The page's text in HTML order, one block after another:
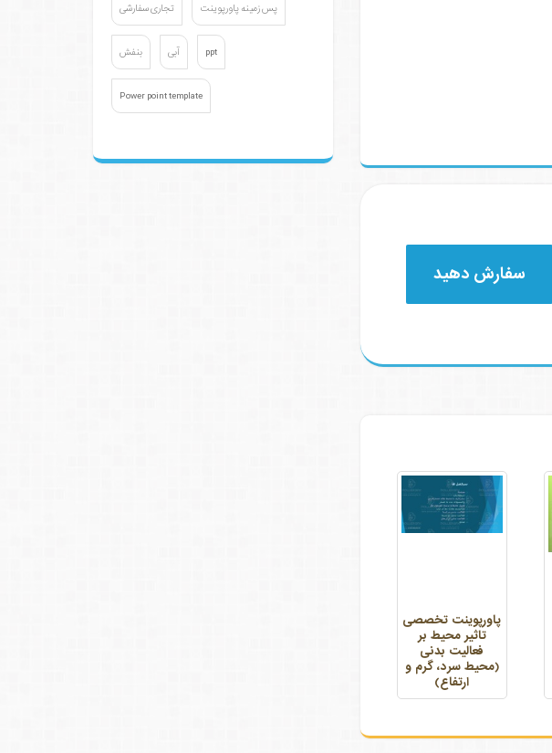
سفارش دهید
پاورپوینت تخصصی
تاثیر محیط بر
فعالیت بدنی
(محیط سرد، گرم و
ارتفاع)
تجاری سفارشی پس زمینه پاورپوینت
بنفش آبی ppt
Power point template